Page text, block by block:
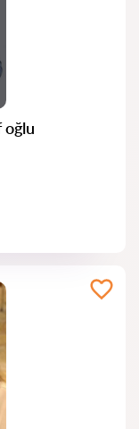
oğlu